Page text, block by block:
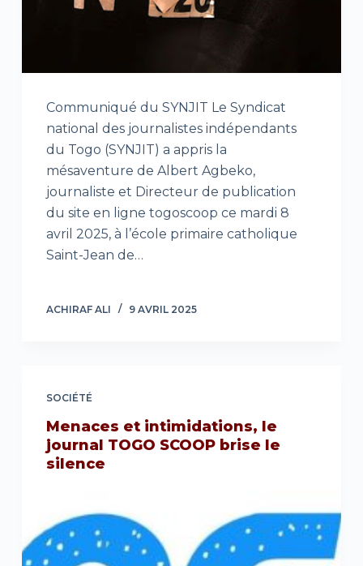
Communiqué du SYNJIT Le Syndicat
national des journalistes indépendants
du Togo (SYNJIT) a appris la
mésaventure de Albert Agbeko,
journaliste et Directeur de publication
du site en ligne togoscoop ce mardi 8
avril 2025, à l’école primaire catholique
Saint-Jean de…
ACHIRAF ALI 9 AVRIL 2025
SOCIÉTÉ
Menaces et intimidations, le
journal TOGO SCOOP brise le
silence